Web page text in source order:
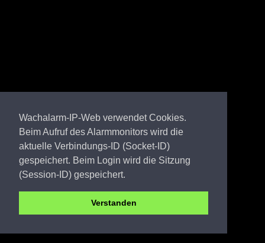
Wachalarm-IP-Web verwendet Cookies.
Beim Aufruf des Alarmmonitors wird die
aktuelle Verbindungs-ID (Socket-ID)
gespeichert. Beim Login wird die Sitzung
(Session-ID) gespeichert.
Verstanden
SPN FW Leuthen